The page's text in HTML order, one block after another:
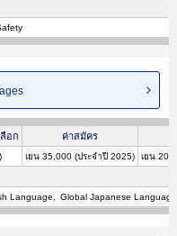
อก ค่าสมัคร
เยน 35,000 (ประจำปี 2025) เยน
Language Global Japanese Language